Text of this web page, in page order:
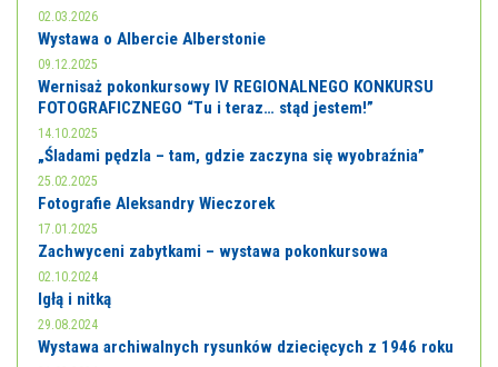
02.03.2026
Wystawa o Albercie Alberstonie
09.12.2025
Wernisaż pokonkursowy IV REGIONALNEGO KONKURSU
FOTOGRAFICZNEGO “Tu i teraz… stąd jestem!”
14.10.2025
„Śladami pędzla – tam, gdzie zaczyna się wyobraźnia”
25.02.2025
Fotografie Aleksandry Wieczorek
17.01.2025
Zachwyceni zabytkami – wystawa pokonkursowa
02.10.2024
Igłą i nitką
29.08.2024
Wystawa archiwalnych rysunków dziecięcych z 1946 roku